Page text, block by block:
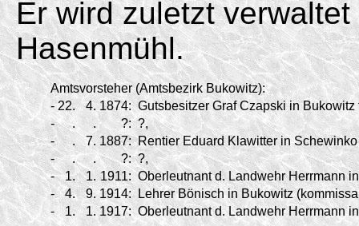
Er wird zuletzt
Hasenmühl.
Amtsvorsteher (Amtsbezirk Bukowitz):
- 22. 4. 1874: Gutsbesitzer Graf Czapski in Bukowitz
-
. . ?: ?,
-
. 7. 1887: Rentier Eduard Klawitter in
-
. . ?: ?,
-
1. 1. 1911: Oberleutnant d. Landwehr Herrmann
-
4. 9. 1914: Lehrer Bönisch in Bukowitz
-
1. 1. 1917: Oberleutnant d. Landwehr Herrmann